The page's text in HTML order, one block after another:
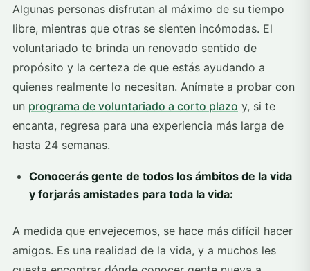
Algunas personas disfrutan al máximo de su tiempo
libre, mientras que otras se sienten incómodas. El
voluntariado te brinda un renovado sentido de
propósito y la certeza de que estás ayudando a
quienes realmente lo necesitan. Anímate a probar con
un programa de voluntariado a corto plazo y, si te
encanta, regresa para una experiencia más larga de
hasta 24 semanas.
Conocerás gente de todos los ámbitos de la vida
y forjarás amistades para toda la vida:
A medida que envejecemos, se hace más difícil hacer
amigos. Es una realidad de la vida, y a muchos les